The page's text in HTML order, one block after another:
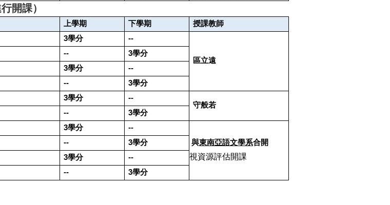
開課）
上學期 下學期
授課教師
3學分 --
區立遠
-- 3學分
3學分
--
-- 3學分
3學分
--
守般若
-- 3學分
3學分
--
與東南亞語文學系合開
視資源評估開課
-- 3學分
3學分
--
-- 3學分